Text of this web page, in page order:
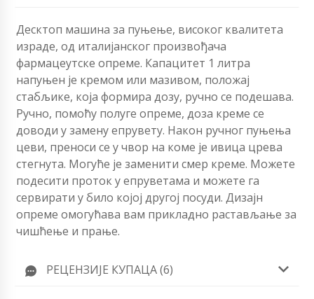
Десктоп машина за пуњење, високог квалитета
израде, од италијанског произвођача
фармацеутске опреме. Капацитет 1 литра
напуњен је кремом или мазивом, положај
стабљике, која формира дозу, ручно се подешава.
Ручно, помоћу полуге опреме, доза креме се
доводи у замену епрувету. Након ручног пуњења
цеви, преноси се у чвор на коме је ивица црева
стегнута. Могуће је заменити смер креме. Можете
подесити проток у епруветама и можете га
сервирати у било којој другој посуди. Дизајн
опреме омогућава вам прикладно растављање за
чишћење и прање.
РЕЦЕНЗИЈЕ КУПАЦА (6)